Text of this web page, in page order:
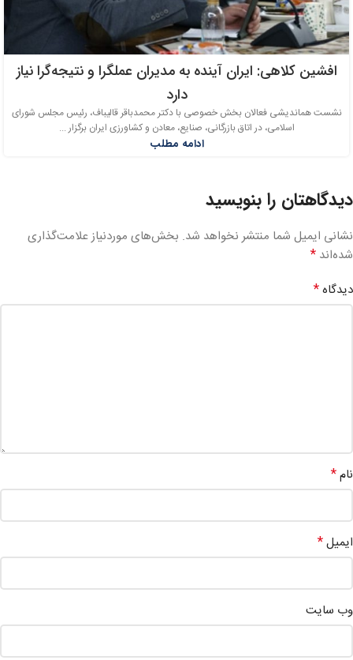
افشین کلاهی: ایران آینده به مدیران عملگرا و نتیجه‌گرا نیاز
دارد
نشست هماندیشی فعالان بخش خصوصی با دکتر محمدباقر قالیباف، رئیس مجلس شورای
اسلامی، در اتاق بازرگانی، صنایع، معادن و کشاورزی ایران برگزار ...
ادامه مطلب
دیدگاهتان را بنویسید
نشانی ایمیل شما منتشر نخواهد شد. بخش‌های موردنیاز علامت‌گذاری
شده‌اند *
دیدگاه*
نام*
ایمیل*
وب‌ سایت